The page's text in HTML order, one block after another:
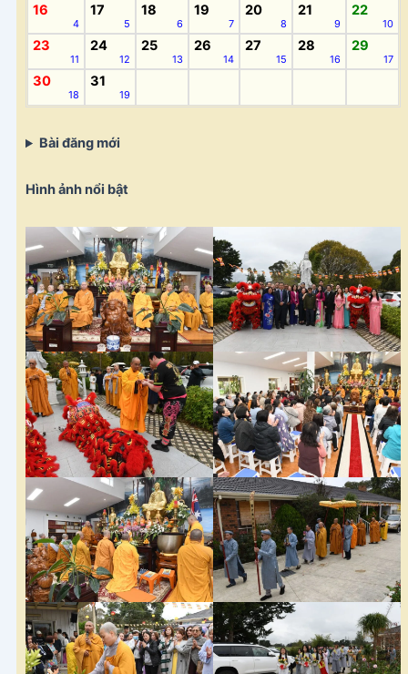
16
4
17
5
18
6
19
7
20
8
21
9
22
10
23
11
24
12
25
13
26
14
27
15
28
16
29
17
30
18
31
19
Bài đăng mới
Hình ảnh nổi bật